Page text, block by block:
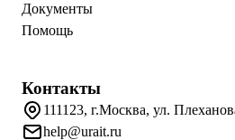
Документы
Помощь
Контакты
111123, г.Москва, ул.
help@urait.ru